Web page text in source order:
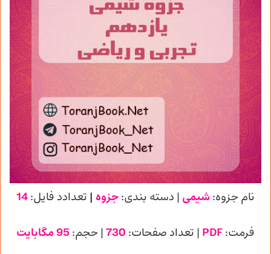
نام جزوه:شیمی | دسته بندی:جزوه | تعدادد فایل:14
فرمت:PDF | تعداد صفحات: 730| حجم:95 مگابایت